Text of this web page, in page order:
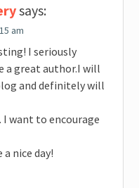
says:
am
I seriously
a great author.I will
and definitely will
want to encourage
nice day!